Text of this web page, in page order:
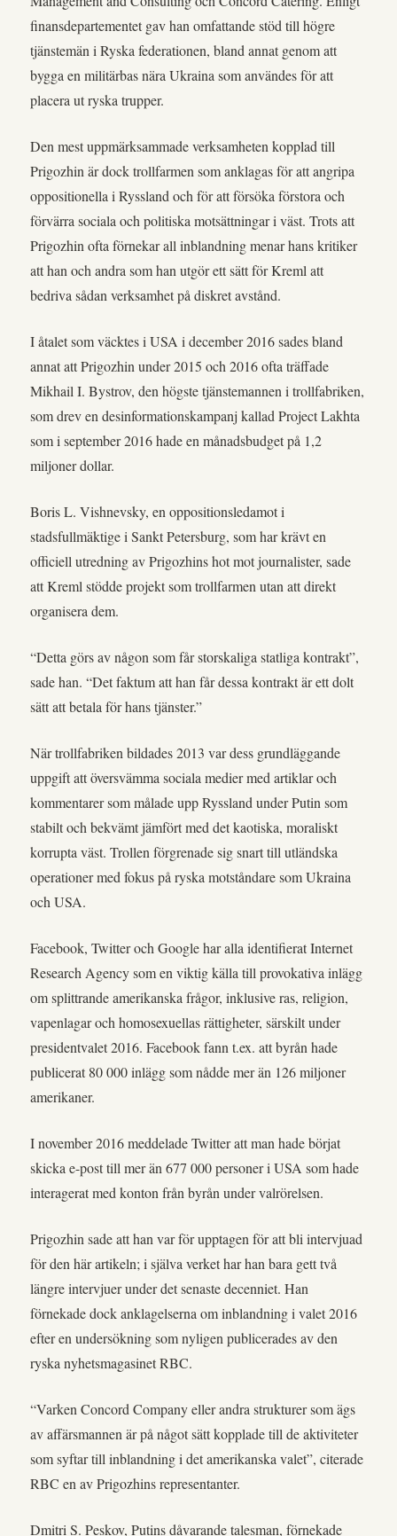
finansdepartementet gav han omfattande stöd till högre
tjänstemän i Ryska federationen, bland annat genom att
bygga en militärbas nära Ukraina som användes för att
placera ut ryska trupper.
Den mest uppmärksammade verksamheten kopplad till
Prigozhin är dock trollfarmen som anklagas för att angripa
oppositionella i Ryssland och för att försöka förstora och
förvärra sociala och politiska motsättningar i väst. Trots att
Prigozhin ofta förnekar all inblandning menar hans kritiker
att han och andra som han utgör ett sätt för Kreml att
bedriva sådan verksamhet på diskret avstånd.
I åtalet som väcktes i USA i december 2016 sades bland
annat att Prigozhin under 2015 och 2016 ofta träffade
Mikhail I. Bystrov, den högste tjänstemannen i trollfabriken,
som drev en desinformationskampanj kallad Project Lakhta
som i september 2016 hade en månadsbudget på 1,2
miljoner dollar.
Boris L. Vishnevsky, en oppositionsledamot i
stadsfullmäktige i Sankt Petersburg, som har krävt en
officiell utredning av Prigozhins hot mot journalister, sade
att Kreml stödde projekt som trollfarmen utan att direkt
organisera dem.
“Detta görs av någon som får storskaliga statliga kontrakt”,
sade han. “Det faktum att han får dessa kontrakt är ett dolt
sätt att betala för hans tjänster.”
När trollfabriken bildades 2013 var dess grundläggande
uppgift att översvämma sociala medier med artiklar och
kommentarer som målade upp Ryssland under Putin som
stabilt och bekvämt jämfört med det kaotiska, moraliskt
korrupta väst. Trollen förgrenade sig snart till utländska
operationer med fokus på ryska motståndare som Ukraina
och USA.
Facebook, Twitter och Google har alla identifierat Internet
Research Agency som en viktig källa till provokativa inlägg
om splittrande amerikanska frågor, inklusive ras, religion,
vapenlagar och homosexuellas rättigheter, särskilt under
presidentvalet 2016. Facebook fann t.ex. att byrån hade
publicerat 80 000 inlägg som nådde mer än 126 miljoner
amerikaner.
I november 2016 meddelade Twitter att man hade börjat
skicka e-post till mer än 677 000 personer i USA som hade
interagerat med konton från byrån under valrörelsen.
Prigozhin sade att han var för upptagen för att bli intervjuad
för den här artikeln; i själva verket har han bara gett två
längre intervjuer under det senaste decenniet. Han
förnekade dock anklagelserna om inblandning i valet 2016
efter en undersökning som nyligen publicerades av den
ryska nyhetsmagasinet RBC.
“Varken Concord Company eller andra strukturer som ägs
av affärsmannen är på något sätt kopplade till de aktiviteter
som syftar till inblandning i det amerikanska valet”, citerade
RBC en av Prigozhins representanter.
Dmitri S. Peskov, Putins dåvarande talesman, förnekade